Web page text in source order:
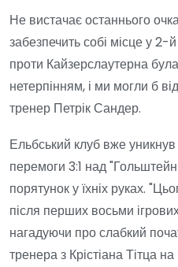
Не вистачає останнього
забезпечить собі місце у 2-
проти Кайзерслаутерна
нетерпінням, і ми могли б
тренер Петрік Сандер.
Ельбський клуб вже
перемоги 3:1 над
порятунок у їхніх руках.
після перших восьми
нагадуючи про слабкий
тренера з Крістіана Тітца